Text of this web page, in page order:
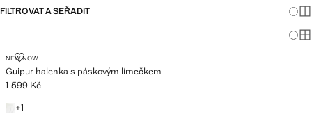
FILTROVAT A SEŘADIT
NEW NOW
Guipur halenka s páskovým límečkem
GUIPUR HALENKA S PÁSKOVÝM LÍMEČKEM
Aktuální cena [1 599 Kč ]
1 599 Kč
+1
+1 barva